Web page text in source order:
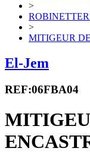
>
>
MITIGEUR
El-Jem
REF:06FBA04